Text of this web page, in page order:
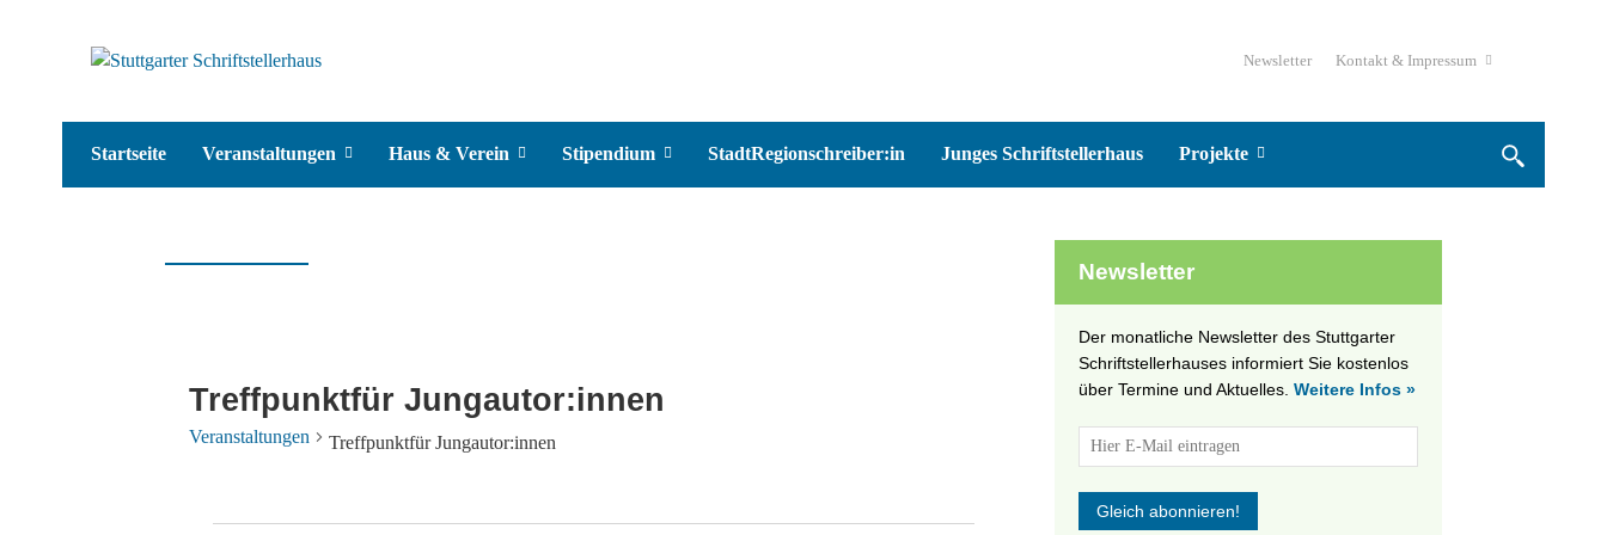
Newsletter Kontakt & Impressum
Startseite Veranstaltungen Haus & Verein Stipendium StadtRegionschreiber:in Junges Schriftstellerhaus Projekte
Treffpunktfür Jungautor:innen
Veranstaltungen Treffpunktfür Jungautor:innen
Newsletter
Der monatliche Newsletter des Stuttgarter
Schriftstellerhauses informiert Sie kostenlos
über Termine und Aktuelles. Weitere Infos »